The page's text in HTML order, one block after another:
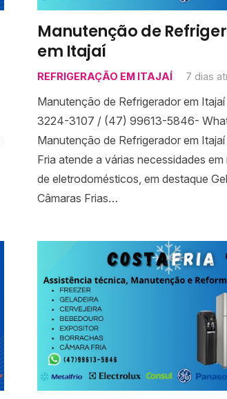
Manutenção de
em Itajaí
REFRIGERAÇÃO EM ITAJAÍ 7 dias
Manutenção de Refrigerador em
3224-3107 / (47) 99613-5846-
Manutenção de Refrigerador em
Fria atende a várias necessidades
de eletrodomésticos, em destaque
Câmaras Frias…